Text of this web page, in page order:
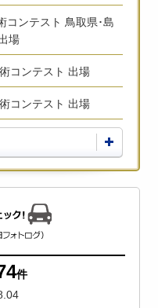
コンテスト 鳥取県･島
場
コンテスト 出場
コンテスト 出場
件